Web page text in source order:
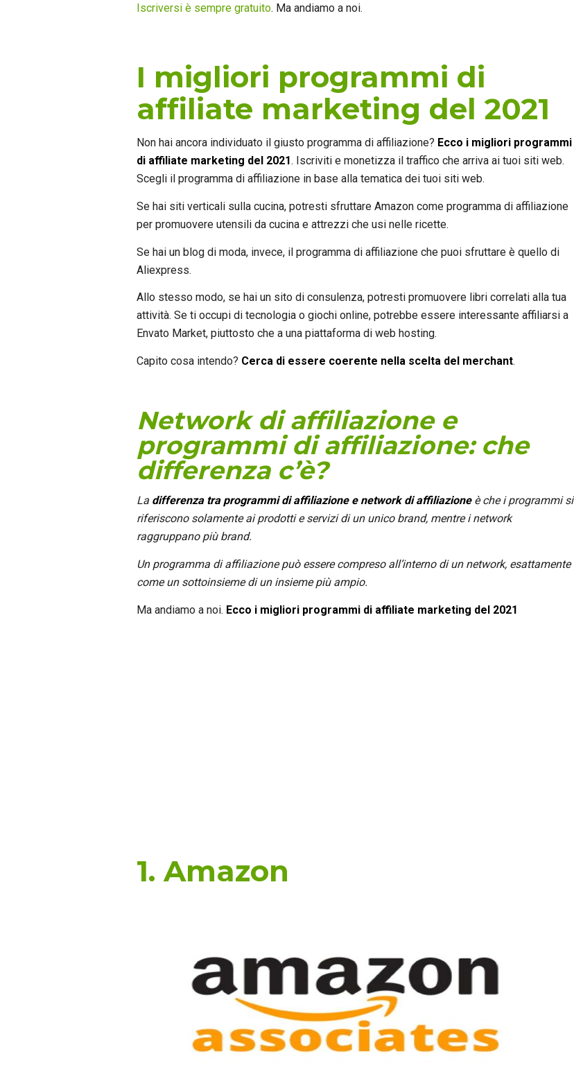
Iscriversi è sempre gratuito. Ma andiamo a noi.
I migliori programmi di
affiliate marketing del 2021
Non hai ancora individuato il giusto programma di affiliazione? Ecco i migliori programmi
di affiliate marketing del 2021. Iscriviti e monetizza il traffico che arriva ai tuoi siti web.
Scegli il programma di affiliazione in base alla tematica dei tuoi siti web.
Se hai siti verticali sulla cucina, potresti sfruttare Amazon come programma di affiliazione
per promuovere utensili da cucina e attrezzi che usi nelle ricette.
Se hai un blog di moda, invece, il programma di affiliazione che puoi sfruttare è quello di
Aliexpress.
Allo stesso modo, se hai un sito di consulenza, potresti promuovere libri correlati alla tua
attività. Se ti occupi di tecnologia o giochi online, potrebbe essere interessante affiliarsi a
Envato Market, piuttosto che a una piattaforma di web hosting.
Capito cosa intendo? Cerca di essere coerente nella scelta del merchant.
Network di affiliazione e
programmi di affiliazione: che
differenza c’è?
La differenza tra programmi di affiliazione e network di affiliazioneè che i programmi si
riferiscono solamente ai prodotti e servizi di un unico brand, mentre i network
raggruppano più brand.
Un programma di affiliazione può essere compreso all’interno di un network, esattamente
come un sottoinsieme di un insieme più ampio.
Ma andiamo a noi. Ecco i migliori programmi di affiliate marketing del 2021
1. Amazon